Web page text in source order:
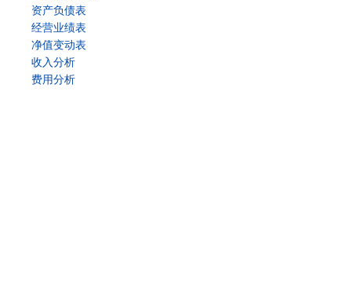
资产负债表
经营业绩表
净值变动表
收入分析
费用分析